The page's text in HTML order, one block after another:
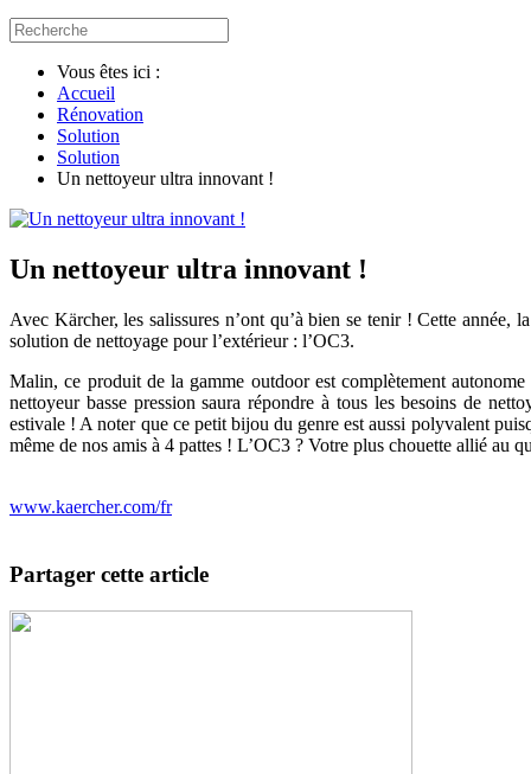
Vous êtes ici :
Accueil
Rénovation
Solution
Solution
Un nettoyeur ultra innovant !
Un nettoyeur ultra innovant !
Avec Kärcher, les salissures n’ont qu’à bien se tenir ! Cette
solution de nettoyage pour l’extérieur : l’OC3.
Malin, ce produit de la gamme outdoor est complètement
nettoyeur basse pression saura répondre à tous les besoins de
estivale ! A noter que ce petit bijou du genre est aussi polyvalent
même de nos amis à 4 pattes ! L’OC3 ? Votre plus chouette allié au
www.kaercher.com/fr
Partager cette article